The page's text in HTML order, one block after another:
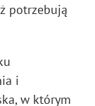
potrzebują
i
w którym